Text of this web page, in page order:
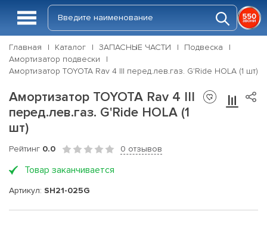
Главная Каталог ЗАПАСНЫЕ ЧАСТИ
Подвеска
Амортизатор подвески
Амортизатор TOYOTA Rav 4 III перед.лев.газ. G'Ride HOLA (1 шт)
Амортизатор TOYOTA Rav 4 III
перед.лев.газ. G'Ride HOLA (1
шт)
Рейтинг 0.0 0 отзывов
Товар заканчивается
Артикул: SH21-025G